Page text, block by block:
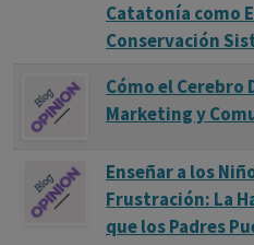
Catatonía como
Conservación
Cómo el Cerebro
Marketing y
Enseñar a los
Frustración: La
que los Padres